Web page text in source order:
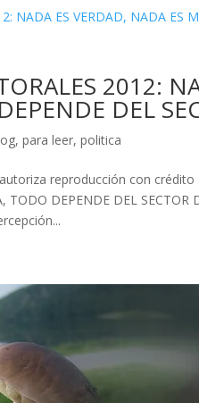
2012:
DEL
,para leer,politica
reproducción con
TODO DEPENDE DEL